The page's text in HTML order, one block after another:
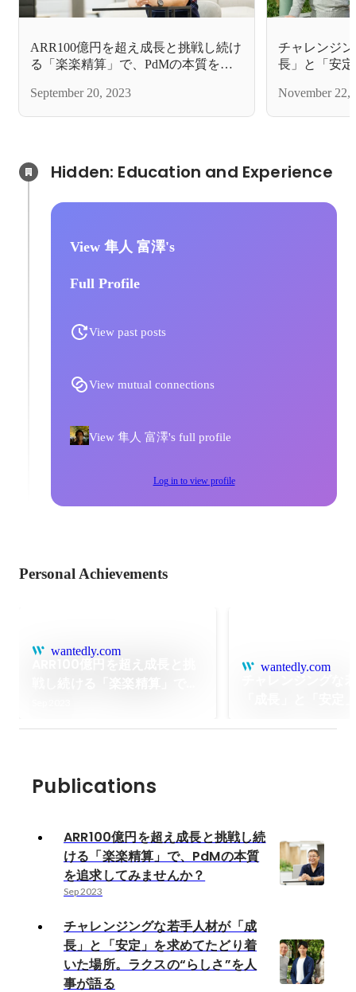
ARR100億円を超え成長と挑戦し続け
る「楽楽精算」で、PdMの本質を追
September 20, 2023
チャレンジ
長」と「安
語る
November 22,
View 隼人 富澤's
Full Profile
View past posts
View mutual connections
View 隼人 富澤's full profile
Log in to view profile
Personal Achievements
wantedly.com
wantedly.com
Publications
ARR100億円を超え成長と挑戦し続
ける「楽楽精算」で、PdMの本質
を追求してみませんか？
Sep 2023
チャレンジングな若手人材が「成
長」と「安定」を求めてたどり着
いた場所。ラクスの“らしさ”を人
事が語る